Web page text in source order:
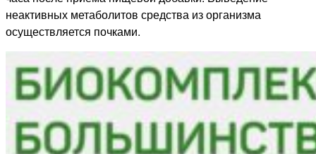
неактивных метаболитов средства из организма
осуществляется почками.